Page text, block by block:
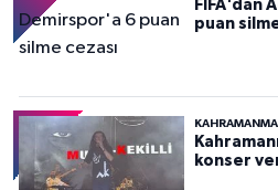
FIFA'dan
puan
konser